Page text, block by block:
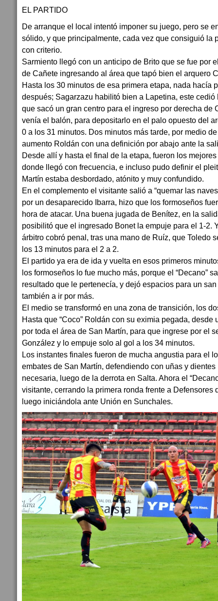
EL PARTIDO
De arranque el local intentó imponer su juego, pero se
sólido, y que principalmente, cada vez que consiguió la
con criterio.
Sarmiento llegó con un anticipo de Brito que se fue por
de Cañete ingresando al área que tapó bien el arquero
Hasta los 30 minutos de esa primera etapa, nada hacía
después; Sagarzazu habilitó bien a Lapetina, este
que sacó un gran centro para el ingreso por derecha de
venía el balón, para depositarlo en el palo opuesto del
0 a los 31 minutos. Dos minutos más tarde, por medio
aumento Roldán con una definición por abajo ante la
Desde allí y hasta el final de la etapa, fueron los
donde llegó con frecuencia, e incluso pudo definir el
Martín estaba desbordado, atónito y muy confundido.
En el complemento el visitante salió a “quemar las
por un desaparecido Ibarra, hizo que los formoseños
hora de atacar. Una buena jugada de Benítez, en la
posibilitó que el ingresado Bonet la empuje para el 1-2.
árbitro cobró penal, tras una mano de Ruíz, que Toledo
los 13 minutos para el 2 a 2.
El partido ya era de ida y vuelta en esos primeros
los formoseños lo fue mucho más, porque el “Decano”
resultado que le pertenecía, y dejó espacios para un
también a ir por más.
El medio se transformó en una zona de transición, los
Hasta que “Coco” Roldán con su eximia pegada, desde
por toda el área de San Martín, para que ingrese por el
González y lo empuje solo al gol a los 34 minutos.
Los instantes finales fueron de mucha angustia para el
embates de San Martín, defendiendo con uñas y
necesaria, luego de la derrota en Salta. Ahora el
visitante, cerrando la primera ronda frente a Defensores
luego iniciándola ante Unión en Sunchales.